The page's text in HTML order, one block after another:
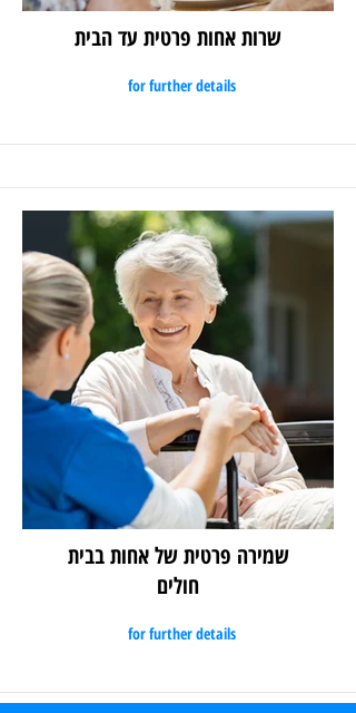
שרות אחות פרטית עד הבית
for further details
שמירה פרטית של אחות בבית
חולים
for further details